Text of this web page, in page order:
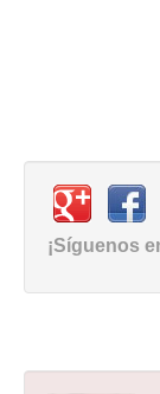
¡Síguenos